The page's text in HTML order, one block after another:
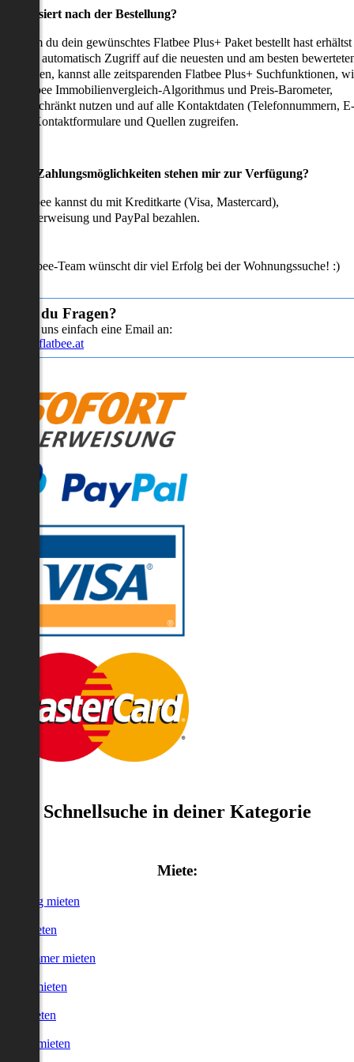
passiert nach der Bestellung?
du dein gewünschtes Flatbee Plus+ Paket bestellt hast erhältst
sofort automatisch Zugriff auf die neuesten und am besten
kannst alle zeitsparenden Flatbee Plus+ Suchfunktionen,
Flatbee Immobilienvergleich-Algorithmus und Preis-Barometer,
nutzen und auf alle Kontaktdaten (Telefonnummern, E-
Kontaktformulare und Quellen zugreifen.
Zahlungsmöglichkeiten stehen mir zur Verfügung?
Flatbee kannst du mit Kreditkarte (Visa, Mastercard),
und PayPal bezahlen.
Flatbee-Team wünscht dir viel Erfolg bei der Wohnungssuche! :)
Hast du Fragen?
Sende uns einfach eine Email an:
info@flatbee.at
Schnellsuche in deiner Kategorie
Miete:
mieten
mieten
Zimmer mieten
mieten
mieten